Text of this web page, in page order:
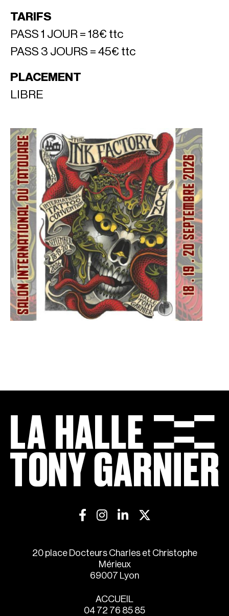
TARIFS
PASS 1 JOUR = 18€ ttc
PASS 3 JOURS = 45€ ttc
PLACEMENT
LIBRE
20 place Docteurs Charles et Christophe
Mérieux
69007 Lyon
ACCUEIL
04 72 76 85 85